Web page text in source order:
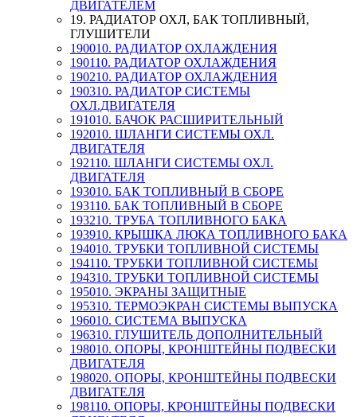
ДВИГАТЕЛЕМ
19. РАДИАТОР ОХЛ, БАК ТОПЛИВНЫЙ,
ГЛУШИТЕЛИ
190010. РАДИАТОР ОХЛАЖДЕНИЯ
190110. РАДИАТОР ОХЛАЖДЕНИЯ
190210. РАДИАТОР ОХЛАЖДЕНИЯ
190310. РАДИАТОР СИСТЕМЫ
ОХЛ.ДВИГАТЕЛЯ
191010. БАЧОК РАСШИРИТЕЛЬНЫЙ
192010. ШЛАНГИ СИСТЕМЫ ОХЛ.
ДВИГАТЕЛЯ
192110. ШЛАНГИ СИСТЕМЫ ОХЛ.
ДВИГАТЕЛЯ
193010. БАК ТОПЛИВНЫЙ В СБОРЕ
193110. БАК ТОПЛИВНЫЙ В СБОРЕ
193210. ТРУБА ТОПЛИВНОГО БАКА
193910. КРЫШКА ЛЮКА ТОПЛИВНОГО БАКА
194010. ТРУБКИ ТОПЛИВНОЙ СИСТЕМЫ
194110. ТРУБКИ ТОПЛИВНОЙ СИСТЕМЫ
194310. ТРУБКИ ТОПЛИВНОЙ СИСТЕМЫ
195010. ЭКРАНЫ ЗАЩИТНЫЕ
195310. ТЕРМОЭКРАН СИСТЕМЫ ВЫПУСКА
196010. СИСТЕМА ВЫПУСКА
196310. ГЛУШИТЕЛЬ ДОПОЛНИТЕЛЬНЫЙ
198010. ОПОРЫ, КРОНШТЕЙНЫ ПОДВЕСКИ
ДВИГАТЕЛЯ
198020. ОПОРЫ, КРОНШТЕЙНЫ ПОДВЕСКИ
ДВИГАТЕЛЯ
198110. ОПОРЫ, КРОНШТЕЙНЫ ПОДВЕСКИ